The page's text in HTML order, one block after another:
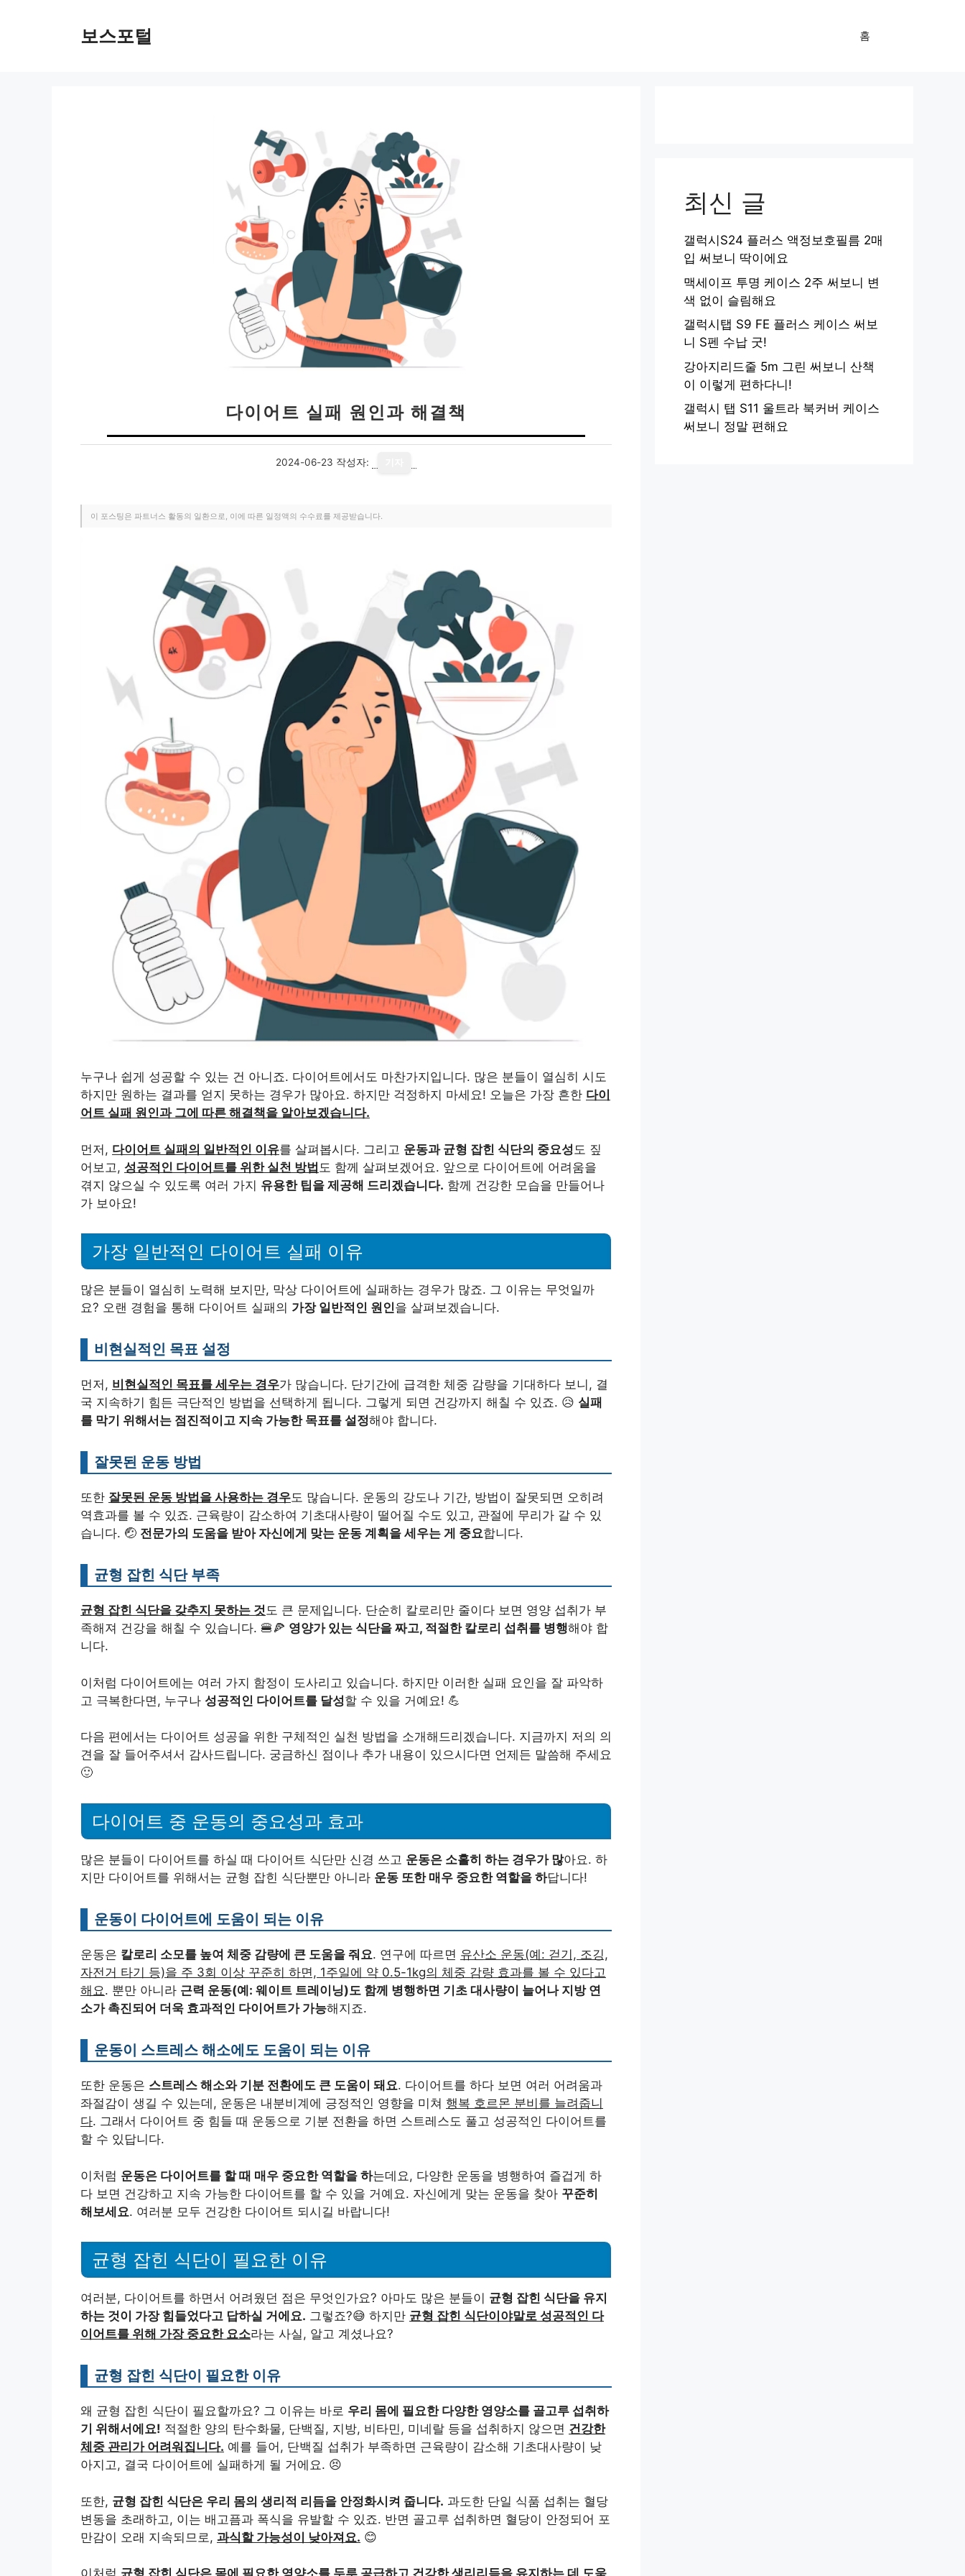
보스포털 홈
다이어트 실패 원인과 해결책
2024-06-23 작성자:
이 포스팅은 파트너스 활동의 일환으로, 이에 따른 일정액의 수수료를 제공받습니다.
누구나 쉽게 성공할 수 있는 건 아니죠. 다이어트에서도 마찬가지입니다. 많은 분들이 열심히 시도
하지만 원하는 결과를 얻지 못하는 경우가 많아요. 하지만 걱정하지 마세요! 오늘은 가장 흔한 다이
어트 실패 원인과 그에 따른 해결책을 알아보겠습니다.
먼저, 다이어트 실패의 일반적인 이유를 살펴봅시다. 그리고 운동과 균형 잡힌 식단의 중요성 도 짚
어보고, 성공적인 다이어트를 위한 실천 방법 도 함께 살펴보겠어요. 앞으로 다이어트에 어려움을
겪지 않으실 수 있도록 여러 가지 유용한 팁을 제공해 드리겠습니다. 함께 건강한 모습을 만들어나
가 보아요!
가장 일반적인 다이어트 실패 이유
많은 분들이 열심히 노력해 보지만, 막상 다이어트에 실패하는 경우가 많죠. 그 이유는 무엇일까
요? 오랜 경험을 통해 다이어트 실패의 가장 일반적인 원인을 살펴보겠습니다.
비현실적인 목표 설정
먼저, 비현실적인 목표를 세우는 경우가 많습니다. 단기간에 급격한 체중 감량을 기대하다 보니, 결
국 지속하기 힘든 극단적인 방법을 선택하게 됩니다. 그렇게 되면 건강까지 해칠 수 있죠. 😥 실패
를 막기 위해서는 점진적이고 지속 가능한 목표를 설정해야 합니다.
잘못된 운동 방법
또한 잘못된 운동 방법을 사용하는 경우도 많습니다. 운동의 강도나 기간, 방법이 잘못되면 오히려
역효과를 볼 수 있죠. 근육량이 감소하여 기초대사량이 떨어질 수도 있고, 관절에 무리가 갈 수 있
습니다. 🤕 전문가의 도움을 받아 자신에게 맞는 운동 계획을 세우는 게 중요합니다.
균형 잡힌 식단 부족
균형 잡힌 식단을 갖추지 못하는 것도 큰 문제입니다. 단순히 칼로리만 줄이다 보면 영양 섭취가 부
족해져 건강을 해칠 수 있습니다. 🍔🍕 영양가 있는 식단을 짜고, 적절한 칼로리 섭취를 병행해야 합
니다.
이처럼 다이어트에는 여러 가지 함정이 도사리고 있습니다. 하지만 이러한 실패 요인을 잘 파악하
고 극복한다면, 누구나 성공적인 다이어트를 달성할 수 있을 거예요! 💪
다음 편에서는 다이어트 성공을 위한 구체적인 실천 방법을 소개해드리겠습니다. 지금까지 저의 의
견을 잘 들어주셔서 감사드립니다. 궁금하신 점이나 추가 내용이 있으시다면 언제든 말씀해 주세요
🙂
다이어트 중 운동의 중요성과 효과
많은 분들이 다이어트를 하실 때 다이어트 식단만 신경 쓰고 운동은 소홀히 하는 경우가 많아요. 하
지만 다이어트를 위해서는 균형 잡힌 식단뿐만 아니라 운동 또한 매우 중요한 역할을 하답니다!
운동이 다이어트에 도움이 되는 이유
운동은 칼로리 소모를 높여 체중 감량에 큰 도움을 줘요. 연구에 따르면 유산소 운동(예: 걷기, 조깅,
자전거 타기 등)을 주 3회 이상 꾸준히 하면, 1주일에 약 0.5-1kg의 체중 감량 효과를 볼 수 있다고
해요. 뿐만 아니라 근력 운동(예: 웨이트 트레이닝)도 함께 병행하면 기초 대사량이 늘어나 지방 연
소가 촉진되어 더욱 효과적인 다이어트가 가능해지죠.
운동이 스트레스 해소에도 도움이 되는 이유
또한 운동은 스트레스 해소와 기분 전환에도 큰 도움이 돼요. 다이어트를 하다 보면 여러 어려움과
좌절감이 생길 수 있는데, 운동은 내분비계에 긍정적인 영향을 미쳐 행복 호르몬 분비를 늘려줍니
다. 그래서 다이어트 중 힘들 때 운동으로 기분 전환을 하면 스트레스도 풀고 성공적인 다이어트를
할 수 있답니다.
이처럼 운동은 다이어트를 할 때 매우 중요한 역할을 하는데요, 다양한 운동을 병행하여 즐겁게 하
다 보면 건강하고 지속 가능한 다이어트를 할 수 있을 거예요. 자신에게 맞는 운동을 찾아 꾸준히
해보세요. 여러분 모두 건강한 다이어트 되시길 바랍니다!
균형 잡힌 식단이 필요한 이유
여러분, 다이어트를 하면서 어려웠던 점은 무엇인가요? 아마도 많은 분들이 균형 잡힌 식단을 유지
하는 것이 가장 힘들었다고 답하실 거에요. 그렇죠?😅 하지만 균형 잡힌 식단이야말로 성공적인 다
이어트를 위해 가장 중요한 요소라는 사실, 알고 계셨나요?
균형 잡힌 식단이 필요한 이유
왜 균형 잡힌 식단이 필요할까요? 그 이유는 바로 우리 몸에 필요한 다양한 영양소를 골고루 섭취하
기 위해서에요! 적절한 양의 탄수화물, 단백질, 지방, 비타민, 미네랄 등을 섭취하지 않으면 건강한
체중 관리가 어려워집니다. 예를 들어, 단백질 섭취가 부족하면 근육량이 감소해 기초대사량이 낮
아지고, 결국 다이어트에 실패하게 될 거에요. 😣
또한, 균형 잡힌 식단은 우리 몸의 생리적 리듬을 안정화시켜 줍니다. 과도한 단일 식품 섭취는 혈당
변동을 초래하고, 이는 배고픔과 폭식을 유발할 수 있죠. 반면 골고루 섭취하면 혈당이 안정되어 포
만감이 오래 지속되므로, 과식할 가능성이 낮아져요. 😊
최신 글
갤럭시S24 플러스 액정보호필름 2매
입 써보니 딱이에요
맥세이프 투명 케이스 2주 써보니 변
색 없이 슬림해요
갤럭시탭 S9 FE 플러스 케이스 써보
니 S펜 수납 굿!
강아지리드줄 5m 그린 써보니 산책
이 이렇게 편하다니!
갤럭시 탭 S11 울트라 북커버 케이스
써보니 정말 편해요